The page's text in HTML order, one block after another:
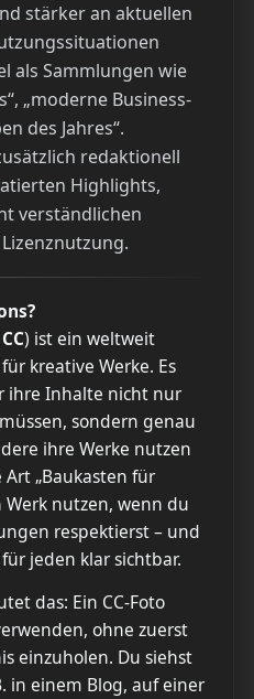
stärker an aktuellen
als Sammlungen wie
„moderne Business-
des Jahres“.
redaktionell
Highlights,
verständlichen
CC) ist ein weltweit
kreative Werke. Es
ihre Inhalte nicht nur
sondern genau
ihre Werke nutzen
„Baukasten für
Werk nutzen, wenn du
respektierst – und
jeden klar sichtbar.
das: Ein CC-Foto
ohne zuerst
einzuholen. Du siehst
in einem Blog, auf einer